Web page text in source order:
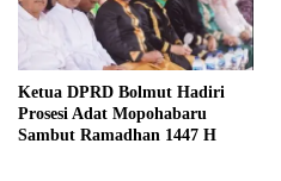
Ketua DPRD Bolmut Hadiri
Prosesi Adat Mopohabaru
Sambut Ramadhan 1447 H